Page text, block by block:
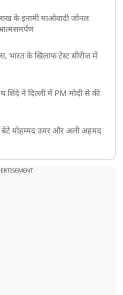
के इनामी माओवादी जोनल
भारत के खिलाफ टेस्ट सीरीज में
शिंदे ने दिल्ली में PM मोदी से की
बेटे मोहम्मद उमर और अली अहमद
कहा- वोट बैंक की राजनीति ने